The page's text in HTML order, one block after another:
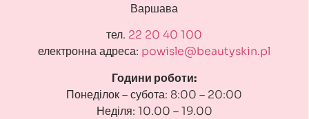
Варшава
тел. 22 20 40 100
електронна адреса: powisle@beautyskin.pl
Години роботи:
Понеділок – субота: 8:00 – 20:00
Неділя: 10.00 – 19.00